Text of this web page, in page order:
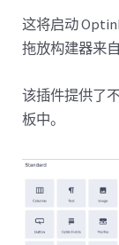
这将启动
拖放构建器来
该插件提供了
板中。